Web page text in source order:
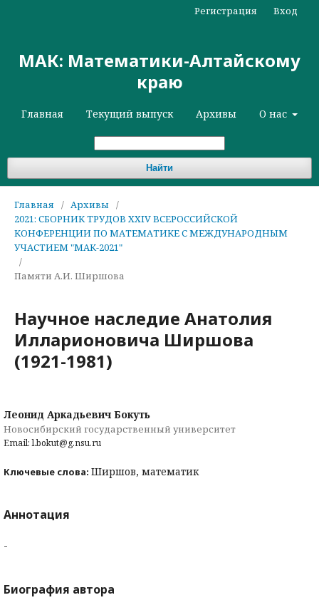
МАК: Математики-Алтайскому
краю
Главная Текущий выпуск Архивы О нас
Найти
Регистрация Вход
Главная / Архивы
/
2021: СБОРНИК ТРУДОВ XXIV ВСЕРОССИЙСКОЙ
КОНФЕРЕНЦИИ ПО МАТЕМАТИКЕ С МЕЖДУНАРОДНЫМ
УЧАСТИЕМ "МАК-2021"
/
Памяти А.И. Ширшова
Научное наследие Анатолия
Илларионовича Ширшова
(1921-1981)
Леонид Аркадьевич Бокуть
Новосибирский государственный университет
Email: l.bokut@g.nsu.ru
Ключевые слова: Ширшов, математик
Аннотация
-
Биография автора